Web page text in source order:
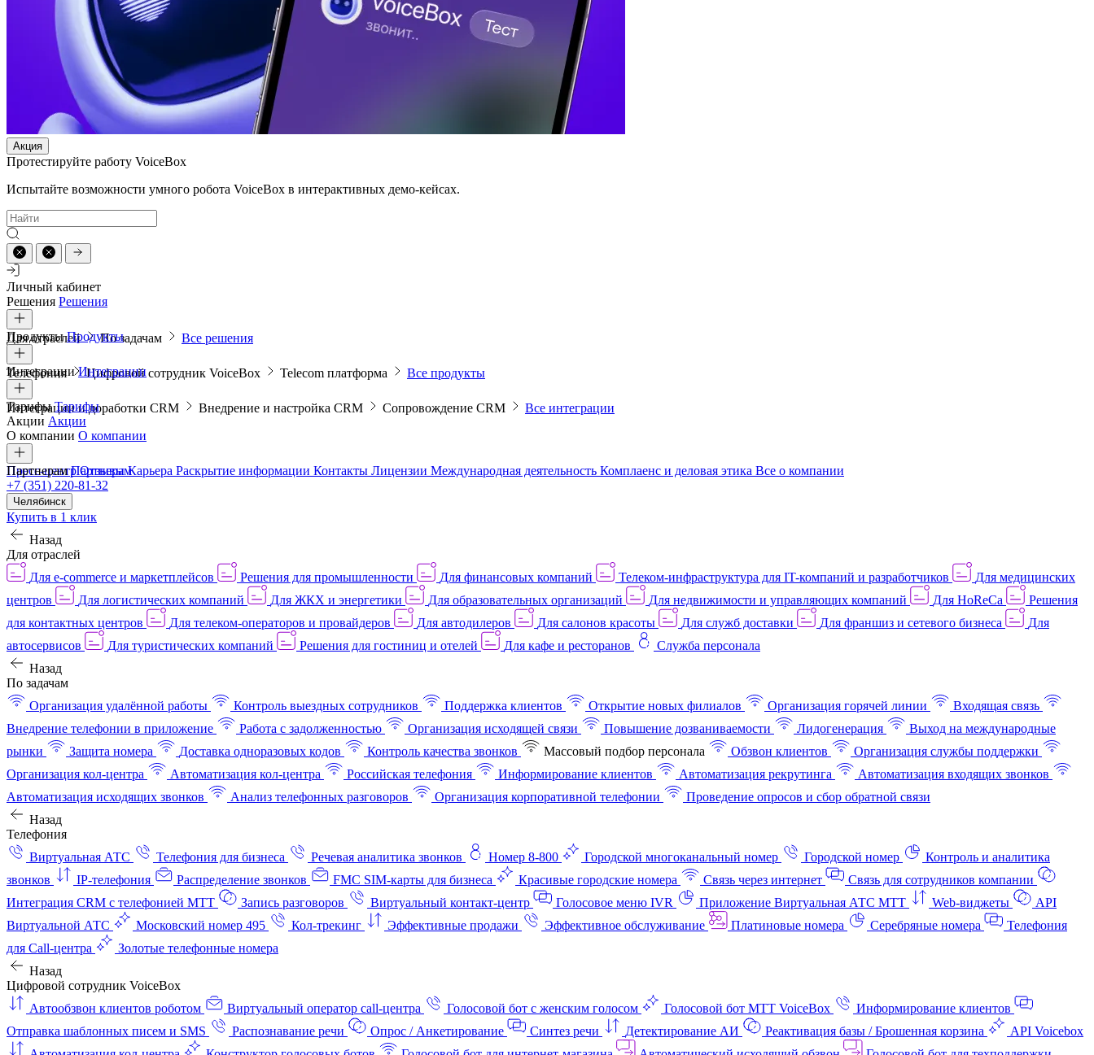
Акция
Протестируйте работу VoiceBox
Испытайте возможности умного робота VoiceBox в интерактивных демо-кейсах.
Личный кабинет
Решения Решения
Для отраслей По задачам Все решения
ПродуктыПродукты
Телефония Цифровой сотрудник VoiceBox Telecom платформа Все продукты
ИнтеграцииИнтеграции
Интеграции и доработки CRM Внедрение и настройка CRM Сопровождение CRM Все интеграции
ТарифыТарифы
Акции Акции
О компании О компании
Пресс-центрОтзывыКарьера Раскрытие информации Контакты Лицензии Международная деятельность Комплаенс и деловая этика Все о компании
ПартнерамПартнерам
+7 (351) 220-81-32
Челябинск
Купить в 1 клик
Назад
Для отраслей
Для e-commerce и маркетплейсов
Решения для промышленности Для финансовых компаний Телеком-инфраструктура для IT-компаний и разработчиков
Для медицинских
центров
Для логистических компаний Для ЖКХ и энергетики Для образовательных организаций Для недвижимости и управляющих компаний Для HoReCa
Решения
для контактных центров
Для телеком-операторов и провайдеров Для автодилеров Для салонов красоты Для служб доставки Для франшиз и сетевого бизнеса
Для
автосервисов
Для туристических компаний Решения для гостиниц и отелей Для кафе и ресторанов
Служба персонала
Назад
По задачам
Организация удалённой работы
Контроль выездных сотрудников Поддержка клиентов Открытие новых филиалов Организация горячей линии
Входящая связь
Внедрение телефонии в приложение
Работа с задолженностью Организация исходящей связи Повышение дозваниваемости Лидогенерация
Выход на международные
рынки
Защита номера Доставка одноразовых кодов Контроль качества звонков Массовый подбор персонала Обзвон клиентов
Организация службы поддержки
Организация кол-центра
Автоматизация кол-центра Российская телефония Информирование клиентов Автоматизация рекрутинга
Автоматизация входящих звонков
Автоматизация исходящих звонков
Анализ телефонных разговоров Организация корпоративной телефонии
Проведение опросов и сбор обратной связи
Назад
Телефония
Виртуальная АТС
Телефония для бизнеса Речевая аналитика звонков Номер 8-800 Городской многоканальный номер Городской номер
Контроль и аналитика
звонков
IP-телефония Распределение звонков FMC SIM-карты для бизнеса Красивые городские номера Связь через интернет
Связь для сотрудников компании
Интеграция CRM с телефонией МТТ
Запись разговоров Виртуальный контакт‑центр Голосовое меню IVR Приложение Виртуальная АТС МТТ Web-виджеты
API
Виртуальной АТС
Московский номер 495 Кол-трекинг Эффективные продажи Эффективное обслуживание Платиновые номера Серебряные номера
Телефония
для Call-центра
Золотые телефонные номера
Назад
Цифровой сотрудник VoiceBox
Автообзвон клиентов роботом
Виртуальный оператор call-центра Голосовой бот с женским голосом Голосовой бот МТТ VoiceBox
Информирование клиентов
Отправка шаблонных писем и SMS
Распознавание речи Опрос / Анкетирование Синтез речи Детектирование АИ Реактивация базы / Брошенная корзина
API Voicebox